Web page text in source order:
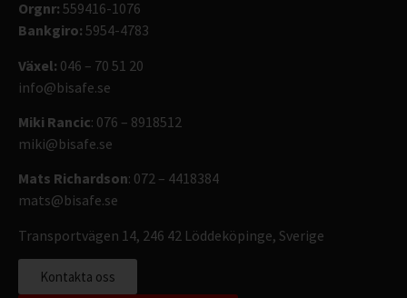
Orgnr: 559416-1076
Bankgiro: 5954-4783
Växel: 046 – 70 51 20
info@bisafe.se
Miki Rancic: 076 – 8918512
miki@bisafe.se
Mats Richardson: 072 – 4418384
mats@bisafe.se
Transportvägen 14, 246 42 Löddeköpinge, Sverige
Kontakta oss